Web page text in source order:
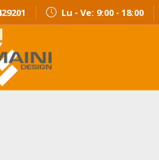
Lu - Ve: 9:00 - 18:00